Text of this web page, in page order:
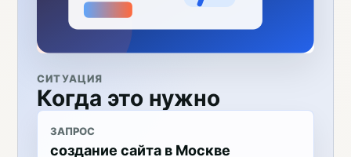
СИТУАЦИЯ
Когда это нужно
ЗАПРОС
создание сайта в Москве